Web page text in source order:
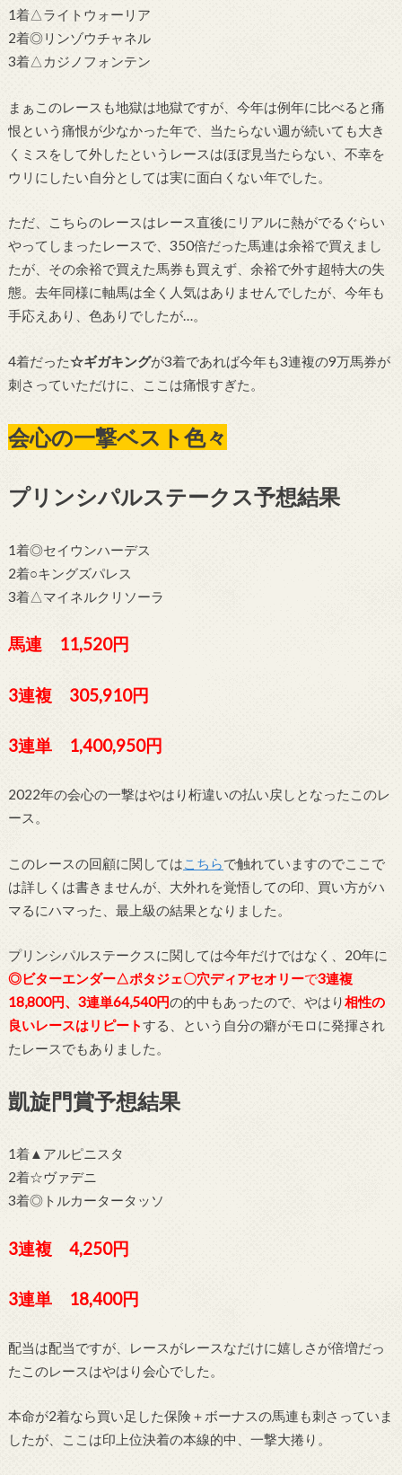
1着△ライトウォーリア
2着◎リンゾウチャネル
3着△カジノフォンテン
まぁこのレースも地獄は地獄ですが、今年は例年に比べると痛
恨という痛恨が少なかった年で、当たらない週が続いても大き
くミスをして外したというレースはほぼ見当たらない、不幸を
ウリにしたい自分としては実に面白くない年でした。
ただ、こちらのレースはレース直後にリアルに熱がでるぐらい
やってしまったレースで、350倍だった馬連は余裕で買えまし
たが、その余裕で買えた馬券も買えず、余裕で外す超特大の失
態。去年同様に軸馬は全く人気はありませんでしたが、今年も
手応えあり、色ありでしたが…。
4着だった☆ギガキングが3着であれば今年も3連複の9万馬券が
刺さっていただけに、ここは痛恨すぎた。
会心の一撃ベスト色々
プリンシパルステークス予想結果
1着◎セイウンハーデス
2着○キングズパレス
3着△マイネルクリソーラ
馬連 11,520円
3連複 305,910円
3連単 1,400,950円
2022年の会心の一撃はやはり桁違いの払い戻しとなったこのレ
ース。
このレースの回顧に関しては こちらで触れていますのでここで
は詳しくは書きませんが、大外れを覚悟しての印、買い方がハ
マるにハマった、最上級の結果となりました。
プリンシパルステークスに関しては今年だけではなく、20年に
◎ビターエンダー△ポタジェ〇穴ディアセオリーで3連複
18,800円、3連単64,540円の的中もあったので、やはり相性の
良いレースはリピートする、という自分の癖がモロに発揮され
たレースでもありました。
凱旋門賞予想結果
1着▲アルピニスタ
2着☆ヴァデニ
3着◎トルカータータッソ
3連複 4,250円
3連単 18,400円
配当は配当ですが、レースがレースなだけに嬉しさが倍増だっ
たこのレースはやはり会心でした。
本命が2着なら買い足した保険＋ボーナスの馬連も刺さっていま
したが、ここは印上位決着の本線的中、一撃大捲り。